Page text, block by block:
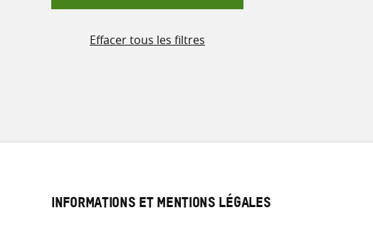
Effacer tous les filtres
INFORMATIONS ET MENTIONS LÉGALES